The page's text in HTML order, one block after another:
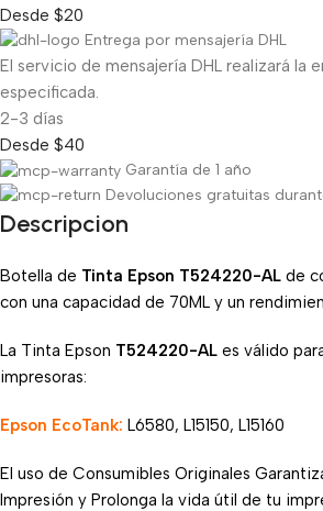
Desde $20
Entrega por mensajería DHL
El servicio de mensajería DHL realizará la
especificada.
2-3 días
Desde $40
Garantía de 1 año
Devoluciones gratuitas
Descripcion
Botella de Tinta Epson T524220-AL de
con una capacidad de 70ML y un
La Tinta Epson T524220-AL es válido
impresoras:
Epson EcoTank: L6580, L15150, L15160
El uso de Consumibles Originales
Impresión y Prolonga la vida útil de tu